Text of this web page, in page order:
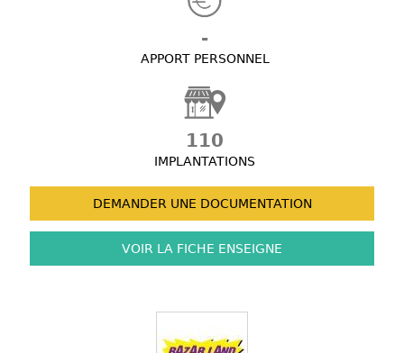
-
APPORT PERSONNEL
110
IMPLANTATIONS
DEMANDER UNE DOCUMENTATION
VOIR LA FICHE ENSEIGNE